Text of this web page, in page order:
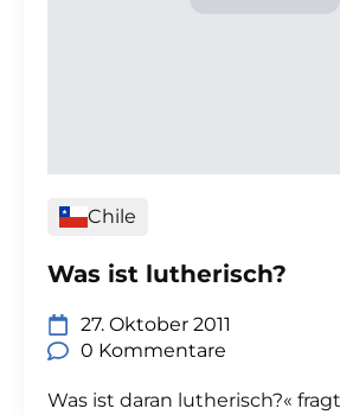
Chile
Was ist lutherisch?
27. Oktober 2011
0 Kommentare
Was ist daran lutherisch?«